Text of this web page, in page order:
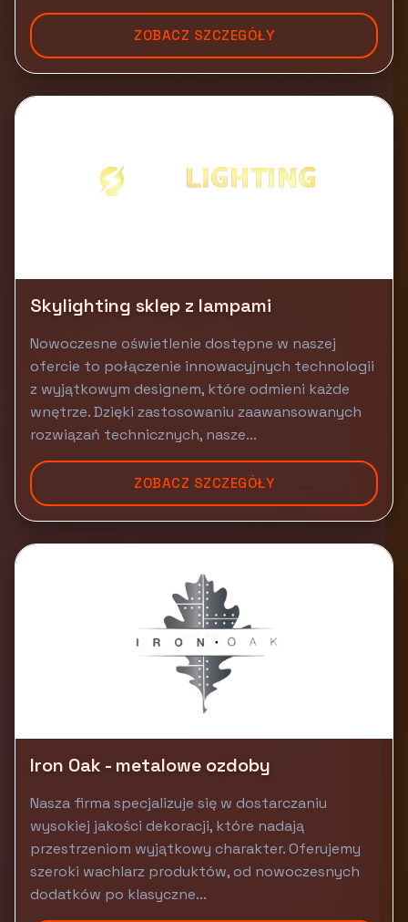
ZOBACZ SZCZEGÓŁY
Skylighting sklep z lampami
Nowoczesne oświetlenie dostępne w naszej
ofercie to połączenie innowacyjnych technologii
z wyjątkowym designem, które odmieni każde
wnętrze. Dzięki zastosowaniu zaawansowanych
rozwiązań technicznych, nasze...
ZOBACZ SZCZEGÓŁY
Iron Oak - metalowe ozdoby
Nasza firma specjalizuje się w dostarczaniu
wysokiej jakości dekoracji, które nadają
przestrzeniom wyjątkowy charakter. Oferujemy
szeroki wachlarz produktów, od nowoczesnych
dodatków po klasyczne...